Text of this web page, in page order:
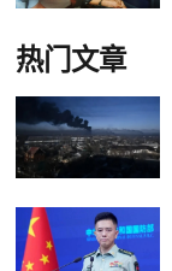
热门文章